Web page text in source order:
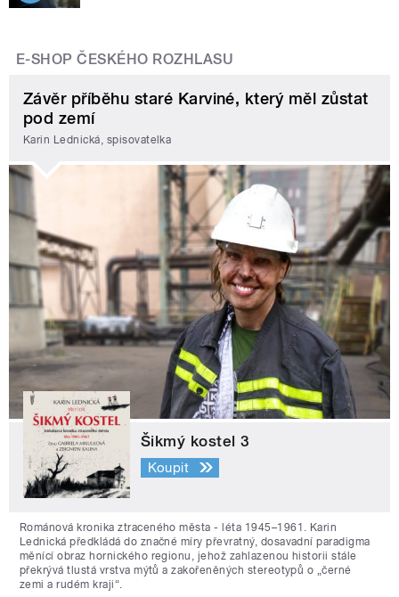
E-SHOP ČESKÉHO ROZHLASU
Závěr příběhu staré Karviné, který měl zůstat
pod zemí
Karin Lednická, spisovatelka
Šikmý kostel 3
Koupit
Románová kronika ztraceného města - léta 1945–1961. Karin
Lednická předkládá do značné míry převratný, dosavadní paradigma
měnící obraz hornického regionu, jehož zahlazenou historii stále
překrývá tlustá vrstva mýtů a zakořeněných stereotypů o „černé
zemi a rudém kraji“.